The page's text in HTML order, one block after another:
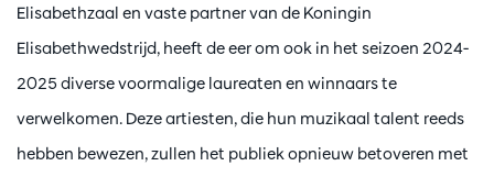
Elisabethzaal en vaste partner van de Koningin
Elisabethwedstrijd, heeft de eer om ook in het seizoen 2024-
2025 diverse voormalige laureaten en winnaars te
verwelkomen. Deze artiesten, die hun muzikaal talent reeds
hebben bewezen, zullen het publiek opnieuw betoveren met